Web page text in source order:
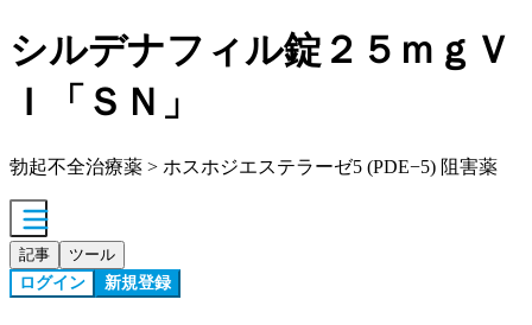
シルデナフィル錠２５ｍｇＶ
Ｉ「ＳＮ」
勃起不全治療薬 > ホスホジエステラーゼ5 (PDE−5) 阻害薬
記事 ツール
ログイン 新規登録